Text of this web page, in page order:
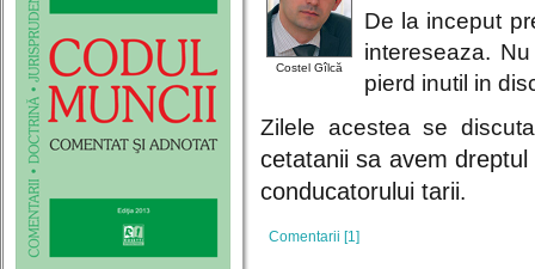
Costel Gîlcă
De la inceput
intereseaza.
pierd inutil in
Zilele acestea se
cetatanii sa avem
conducatorului tarii.
Comentarii [1]